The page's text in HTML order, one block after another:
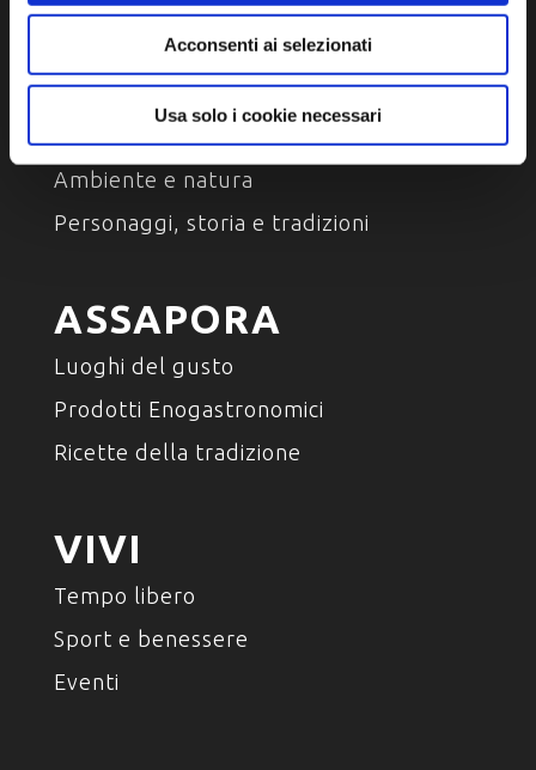
Acconsenti ai selezionati
Usa solo i cookie necessari
SCOPRI
Arte e Cultura
Ambiente e natura
Personaggi, storia e tradizioni
ASSAPORA
Luoghi del gusto
Prodotti Enogastronomici
Ricette della tradizione
VIVI
Tempo libero
Sport e benessere
Eventi